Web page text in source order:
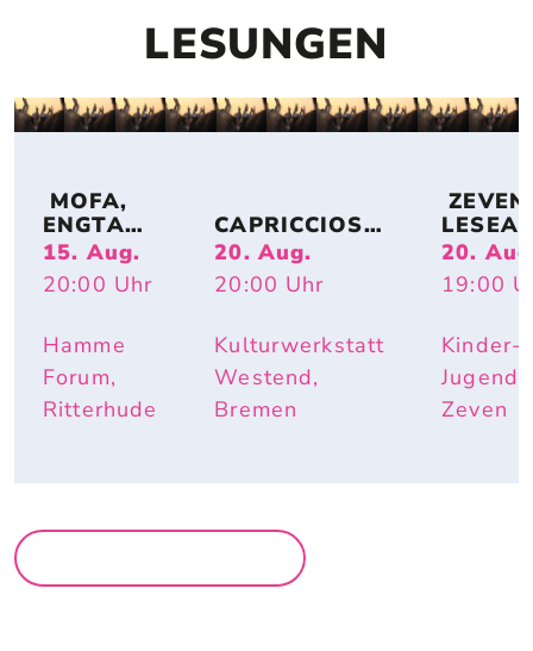
LESUNGEN
MOFA,
ENGTANZ
,
BUNDESJ
UGENDS
15. Aug.
20:00 Uhr
Hamme
Forum,
Ritterhude
CAPRICCIOSO
: EVA
STRITTMATT
ER
20. Aug.
20:00 Uhr
Kulturwerkstatt
Westend,
Bremen
DE:
MIRIAM
DOCH
SCHÖN
HIER
20.
19:00
Kinder-
Zeven